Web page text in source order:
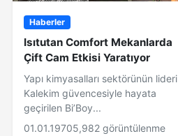
Haberler
Isıtutan Comfort Mekanlarda
Çift Cam Etkisi Yaratıyor
Yapı kimyasalları sektörünün lideri
Kalekim güvencesiyle hayata
geçirilen Bi’Boy...
01.01.19705,982 görüntülenme